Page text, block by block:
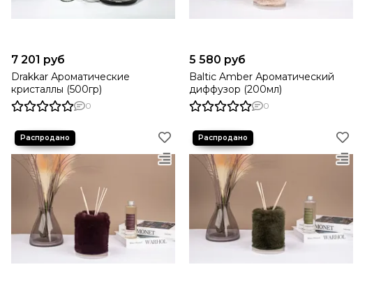
7 201 руб
Drakkar Ароматические
кристаллы (500гр)
0
5 580 руб
Baltic Amber Ароматический
диффузор (200мл)
0